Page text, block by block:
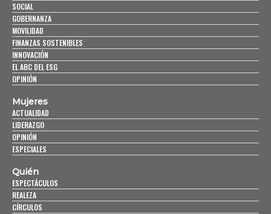
SOCIAL
GOBERNANZA
MOVILIDAD
FINANZAS SOSTENIBLES
INNOVACIÓN
EL ABC DEL ESG
OPINIÓN
Mujeres
ACTUALIDAD
LIDERAZGO
OPINIÓN
ESPECIALES
Quién
ESPECTÁCULOS
REALEZA
CÍRCULOS